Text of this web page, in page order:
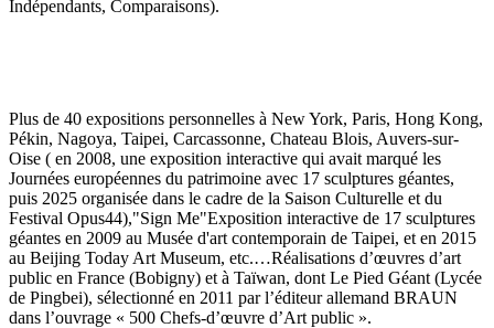
Indépendants, Comparaisons).
Plus de 40 expositions personnelles à New York, Paris, Hong Kong,
Pékin, Nagoya, Taipei, Carcassonne, Chateau Blois, Auvers-sur-
Oise ( en 2008, une exposition interactive qui avait marqué les
Journées européennes du patrimoine avec 17 sculptures géantes,
puis 2025 organisée dans le cadre de la Saison Culturelle et du
Festival Opus44),"Sign Me"Exposition interactive de 17 sculptures
géantes en 2009 au Musée d'art contemporain de Taipei, et en 2015
au Beijing Today Art Museum, etc.…Réalisations d’œuvres d’art
public en France (Bobigny) et à Taïwan, dont Le Pied Géant (Lycée
de Pingbei), sélectionné en 2011 par l’éditeur allemand BRAUN
dans l’ouvrage « 500 Chefs-d’œuvre d’Art public ».